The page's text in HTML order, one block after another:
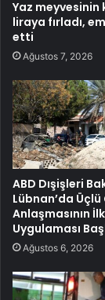
Yaz meyvesinin
liraya fırladı,
etti
Ağustos 7, 2026
ABD Dışişleri
Lübnan’da
Anlaşmasının
Uygulaması
Ağustos 6, 2026